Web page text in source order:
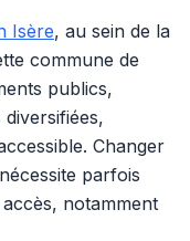
Isère, au sein de la
commune de
publics,
Changer
parfois
notamment